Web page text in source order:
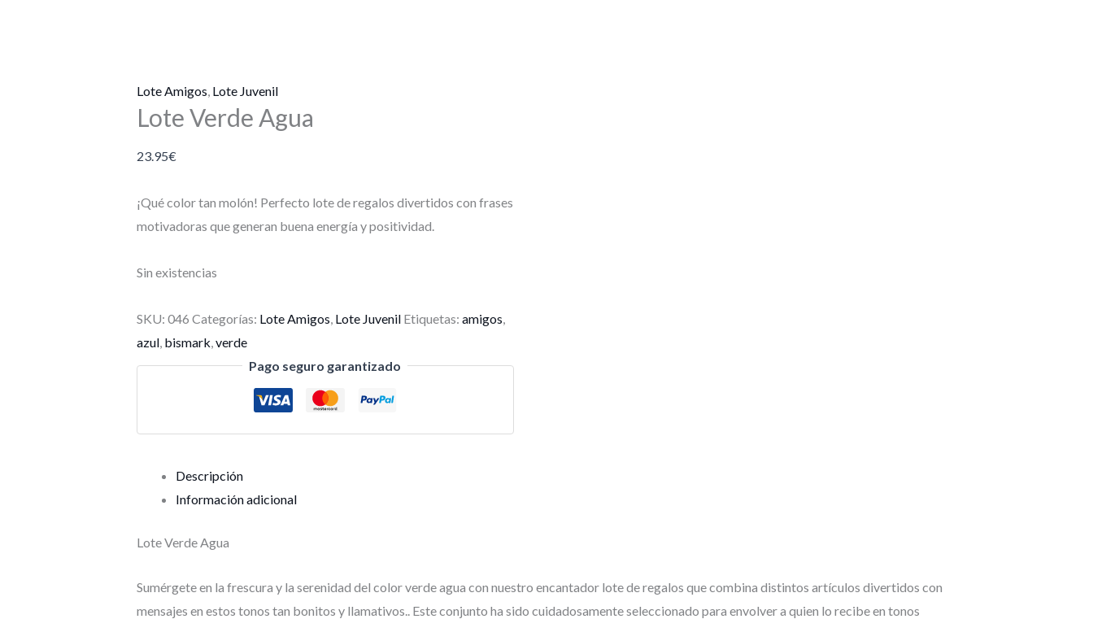
Lote Amigos, Lote Juvenil
Lote Verde Agua
23.95€
¡Qué color tan molón! Perfecto lote de regalos divertidos con frases
motivadoras que generan buena energía y positividad.
Sin existencias
SKU: 046 Categorías: Lote Amigos, Lote Juvenil Etiquetas: amigos,
azul, bismark,verde
Pago seguro garantizado
Descripción
Información adicional
Lote Verde Agua
Sumérgete en la frescura y la serenidad del color verde agua con nuestro encantador lote de regalos que combina distintos artículos divertidos con
mensajes en estos tonos tan bonitos y llamativos.. Este conjunto ha sido cuidadosamente seleccionado para envolver a quien lo recibe en tonos